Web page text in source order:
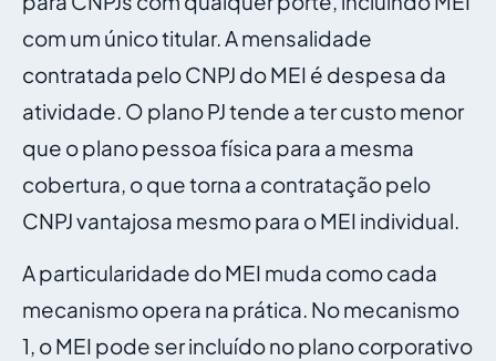
com um único titular. A mensalidade
contratada pelo CNPJ do MEI é despesa da
atividade. O plano PJ tende a ter custo menor
que o plano pessoa física para a mesma
cobertura, o que torna a contratação pelo
CNPJ vantajosa mesmo para o MEI individual.
A particularidade do MEI muda como cada
mecanismo opera na prática. No mecanismo
1, o MEI pode ser incluído no plano corporativo